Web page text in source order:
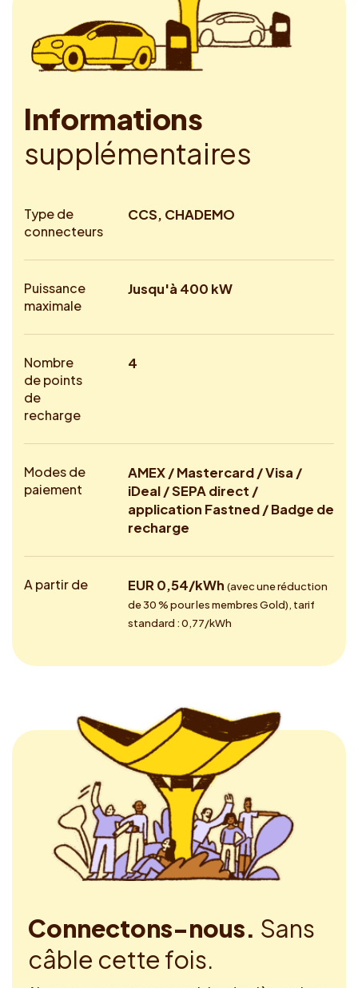
Informations
supplémentaires
Type de
connecteurs
CCS, CHADEMO
Puissance
maximale
Jusqu'à 400 kW
Nombre
de points
de
recharge
4
Modes de
paiement
AMEX / Mastercard / Visa /
iDeal / SEPA direct /
application Fastned / Badge de
recharge
A partir de EUR 0,54/kWh (avec une réduction
de 30 % pour les membres Gold), tarif
standard : 0,77/kWh
Connectons-nous. Sans
câble cette fois.